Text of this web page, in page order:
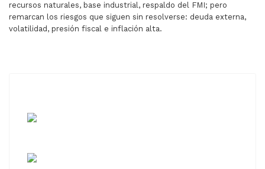
recursos naturales, base industrial, respaldo del FMI; pero
remarcan los riesgos que siguen sin resolverse: deuda externa,
volatilidad, presión fiscal e inflación alta.